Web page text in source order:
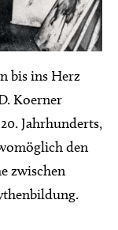
bis ins Herz
Koerner
Jahrhunderts,
den
zwischen